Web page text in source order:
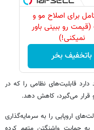
برای اصلاح مو و
رو ببینی باور
نمیکنی!)
باتخفیف بخر
قابلیت‌های نظامی را که در
قرار می‌گیرد، کاهش دهد.
اروپایی را به سرمایه‌گذاری